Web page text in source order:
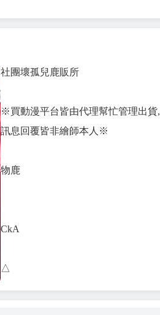
社團壞孤兒鹿販所
※買動漫平台皆由代理幫忙管理出貨,
訊息回覆皆非繪師本人※
物鹿
CkA
△